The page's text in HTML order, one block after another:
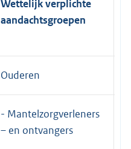
Wettelijk verplichte
aandachtsgroepen
Ouderen
- Mantelzorgverleners
– en ontvangers